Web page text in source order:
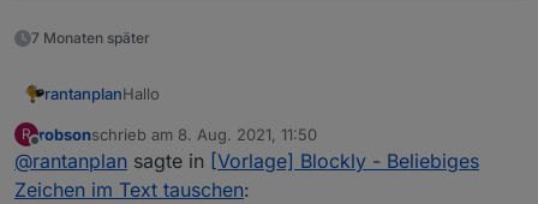
7 Monaten später
rantanplanHallo
Manchmal ist es notwendig unliebsame Zeichen aus
einem Text zu entfernen um diese z.B. in VIS
vernünftig darstellen zu können.
Der von@robson
R
Offline
robsonschrieb am 8. Aug. 2021, 11:50
zuletzt editiert von
@rantanplan sagte in [Vorlage] Blockly - Beliebiges
Zeichen im Text tauschen: